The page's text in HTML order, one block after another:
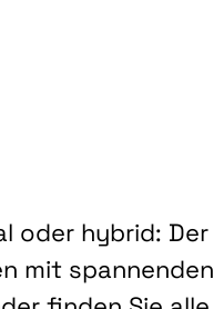
oder hybrid: Der
mit spannenden